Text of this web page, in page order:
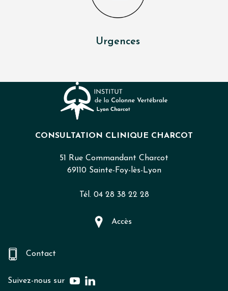
Urgences
CONSULTATION CLINIQUE CHARCOT
51 Rue Commandant Charcot
69110 Sainte-Foy-lès-Lyon
Tél. 04 28 38 22 28
Accès
Contact
Suivez-nous sur